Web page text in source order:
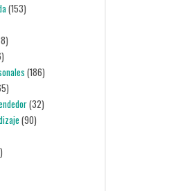
(153)
(186)
(32)
(90)